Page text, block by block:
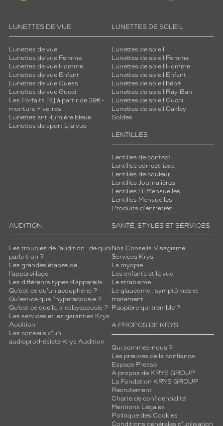
LUNETTES DE VUE
Lunettes de vue
Lunettes de vue Femme
Lunettes de vue Homme
Lunettes de vue Enfant
Lunettes de vue Guess
Lunettes de vue Gucci
Les Forfaits [K] à partir de 39€ -
monture + verres
Lunettes anti-lumière bleue
Lunettes de sport à la vue
LUNETTES DE SOLEIL
Lunettes de soleil
Lunettes de soleil Femme
Lunettes de soleil Homme
Lunettes de soleil Enfant
Lunettes de soleil bébé
Lunettes de soleil Ray-Ban
Lunettes de soleil Gucci
Lunettes de soleil Oakley
Soldes
LENTILLES
Lentilles de contact
Lentilles correctrices
Lentilles de couleur
Lentilles Journalières
Lentilles Bi Mensuelles
Lentilles Mensuelles
Produits d'entretien
AUDITION
Les troubles de l’audition : de quoi
parle-t-on ?
Les grandes étapes de
l'appareillage
Les différents types d’appareils
Qu’est-ce qu'un acouphène ?
Qu'est-ce que l'hyperacousie ?
Qu’est-ce que la presbyacousie ?
Les services et les garanties Krys
Audition
Les conseils d'un
audioprothésiste Krys Audition
SANTÉ, STYLES ET SERVICES
Nos Conseils Visagisme
Services Krys
La myopie
Les enfants et la vue
Le strabisme
Le glaucome : symptômes et
traitement
Paupière qui tremble ?
A PROPOS DE KRYS
Qui sommes-nous ?
Les preuves de la confiance
Espace Presse
A propos de KRYS GROUP
La Fondation KRYS GROUP
Recrutement
Charte de confidentialité
Mentions Légales
Politique des Cookies
Conditions générales d'utilisation